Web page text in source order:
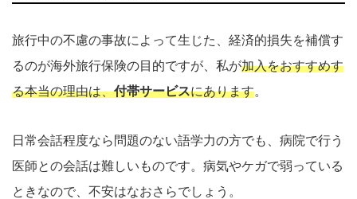
旅行中の不慮の事故によって生じた、経済的損失を補償す
るのが海外旅行保険の目的ですが、私が加入をおすすめす
る本当の理由は、付帯サービスにあります。
日常会話程度なら問題のない語学力の方でも、病院で行う
医師との会話は難しいものです。病気やケガで弱っている
ときなので、不安はなおさらでしょう。